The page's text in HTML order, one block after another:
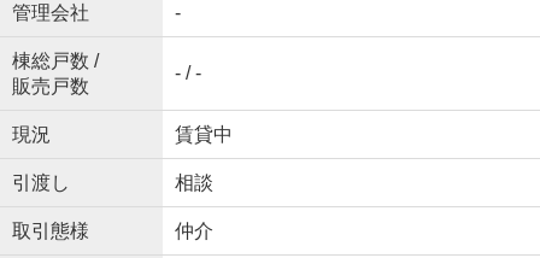
管理会社 -
棟総戸数 /
販売戸数
- / -
現況 賃貸中
引渡し 相談
取引態様 仲介